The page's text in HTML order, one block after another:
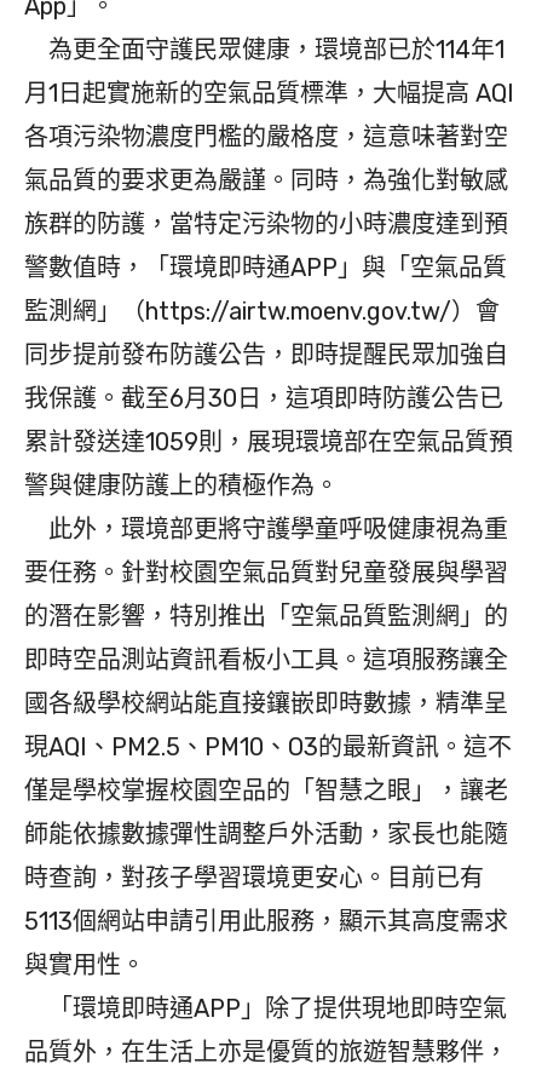
App」。
為更全面守護民眾健康，環境部已於114年1
月1日起實施新的空氣品質標準，大幅提高 AQI
各項污染物濃度門檻的嚴格度，這意味著對空
氣品質的要求更為嚴謹。同時，為強化對敏感
族群的防護，當特定污染物的小時濃度達到預
警數值時，「環境即時通APP」與「空氣品質
監測網」（https://airtw.moenv.gov.tw/）會
同步提前發布防護公告，即時提醒民眾加強自
我保護。截至6月30日，這項即時防護公告已
累計發送達1059則，展現環境部在空氣品質預
警與健康防護上的積極作為。
此外，環境部更將守護學童呼吸健康視為重
要任務。針對校園空氣品質對兒童發展與學習
的潛在影響，特別推出「空氣品質監測網」的
即時空品測站資訊看板小工具。這項服務讓全
國各級學校網站能直接鑲嵌即時數據，精準呈
現AQI、PM2.5、PM10、O3的最新資訊。這不
僅是學校掌握校園空品的「智慧之眼」，讓老
師能依據數據彈性調整戶外活動，家長也能隨
時查詢，對孩子學習環境更安心。目前已有
5113個網站申請引用此服務，顯示其高度需求
與實用性。
「環境即時通APP」除了提供現地即時空氣
品質外，在生活上亦是優質的旅遊智慧夥伴，